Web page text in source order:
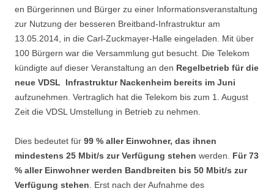
en Bürgerinnen und Bürger zu einer Informationsveranstaltung
zur Nutzung der besseren Breitband-Infrastruktur am
13.05.2014, in die Carl-Zuckmayer-Halle eingeladen. Mit über
100 Bürgern war die Versammlung gut besucht. Die Telekom
kündigte auf dieser Veranstaltung an den Regelbetrieb für die
neue VDSL Infrastruktur Nackenheim bereits im Juni
aufzunehmen. Vertraglich hat die Telekom bis zum 1. August
Zeit die VDSL Umstellung in Betrieb zu nehmen.
Dies bedeutet für 99 % aller Einwohner, das ihnen
mindestens 25 Mbit/s zur Verfügung stehen werden. Für 73
% aller Einwohner werden Bandbreiten bis 50 Mbit/s zur
Verfügung stehen . Erst nach der Aufnahme des